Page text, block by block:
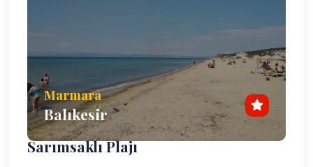
Ayvalık, zeytinyağının mükemmel bir karışımını sunan
bir destinasyondur. doğal güzellikler, tarih ve kültür.
İster plajda dinlenmek, ister antik kalıntıları
keşfetmek, ister bölgenin en kaliteli zeytinyağı ve
deniz ürünlerini tatmak isteyin, Ayvalık'ta her gezgine
sunacak bir şeyler vardır. Büyüleyici eski kenti,
muhteşem kıyı manzaraları ve Cunda Adası ve
Bergama gibi yakındaki ilgi çekici yerlere kolay ulaşım
Marmara
Balıkesir
Sarımsaklı Plajı